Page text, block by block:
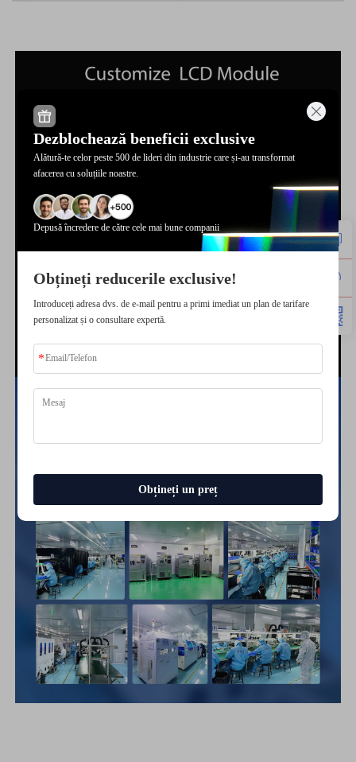
Dezblochează beneficii exclusive
Alătură-te celor peste 500 de lideri din industrie care și-au transformat
afacerea cu soluțiile noastre.
Depusă încredere de către cele mai bune companii
Obțineți reducerile exclusive!
Introduceți adresa dvs. de e-mail pentru a primi imediat un plan de tarifare
personalizat și o consultare expertă.
Obțineți un preț